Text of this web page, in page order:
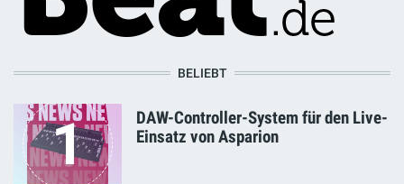
BELIEBT
1
DAW-Controller-System für den Live-
Einsatz von Asparion